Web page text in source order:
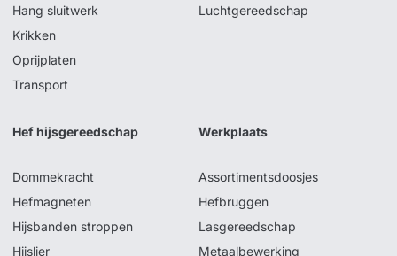
Hang sluitwerk
Krikken
Oprijplaten
Transport
Luchtgereedschap
Hef hijsgereedschap
Dommekracht
Hefmagneten
Hijsbanden stroppen
Hijslier
Werkplaats
Assortimentsdoosjes
Hefbruggen
Lasgereedschap
Metaalbewerking